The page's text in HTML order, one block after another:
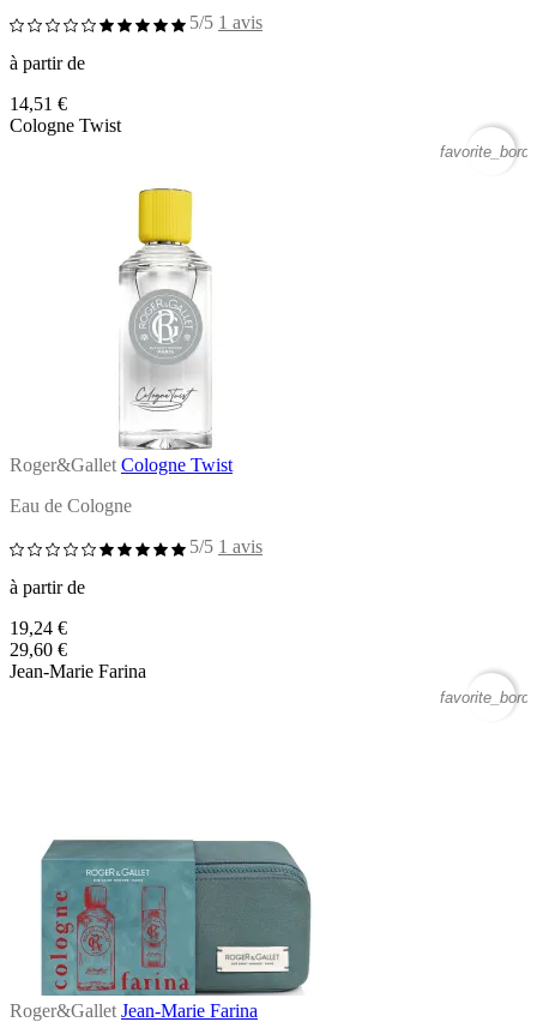
5/5 1 avis
à partir de
14,51 €
Cologne Twist
Roger&Gallet Cologne Twist
Eau de Cologne
5/5 1 avis
à partir de
19,24 €
29,60 €
Jean-Marie Farina
Roger&Gallet Jean-Marie Farina